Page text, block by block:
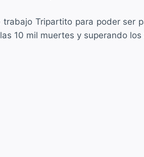
Tripartito para poder ser
10 mil muertes y superando